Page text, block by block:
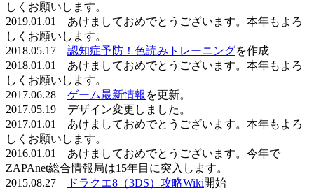
しくお願いします。
2019.01.01 あけましておめでとうございます。本年もよろ
しくお願いします。
2018.05.17 認知症予防！色読みトレーニングを作成
2018.01.01 あけましておめでとうございます。本年もよろ
しくお願いします。
2017.06.28 ゲーム最新情報 を更新。
2017.05.19 デザイン変更しました。
2017.01.01 あけましておめでとうございます。本年もよろ
しくお願いします。
2016.01.01 あけましておめでとうございます。今年で
ZAPAnet総合情報局は15年目に突入します。
2015.08.27
ドラクエ8（3DS）攻略Wiki開始